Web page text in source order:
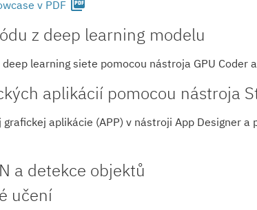
v PDF picture_as_pdf
z deep learning modelu
learning siete pomocou nástroja GPU
aplikácií pomocou nástroja
aplikácie (APP) v nástroji App Designer
a detekce objektů
učení